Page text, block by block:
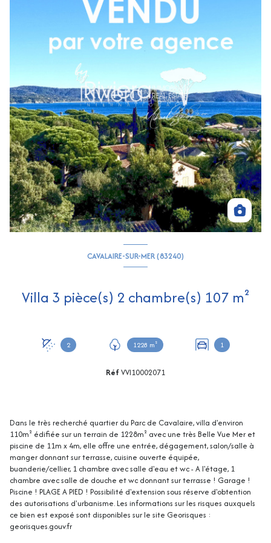
CAVALAIRE-SUR-MER (83240)
Villa 3 pièce(s) 2 chambre(s) 107 m²
2 1228 m² 1
RéfVVI10002071
Dans le très recherché quartier du Parc de Cavalaire, villa d'environ
110m² édifiée sur un terrain de 1228m² avec une très Belle Vue Mer et
piscine de 11m x 4m, elle offre une entrée, dégagement, salon/salle à
manger donnant sur terrasse, cuisine ouverte équipée,
buanderie/cellier, 1 chambre avec salle d'eau et wc - A l'étage, 1
chambre avec salle de douche et wc donnant sur terrasse ! Garage !
Piscine ! PLAGE A PIED ! Possibilité d'extension sous réserve d'obtention
des autorisations d'urbanisme. Les informations sur les risques auxquels
ce bien est exposé sont disponibles sur le site Georisques :
georisques.gouv.fr